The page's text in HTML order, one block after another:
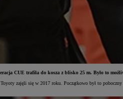
CUE trafiła do kosza z blisko 25 m. Było to
zajęli się w 2017 roku. Początkowo był to